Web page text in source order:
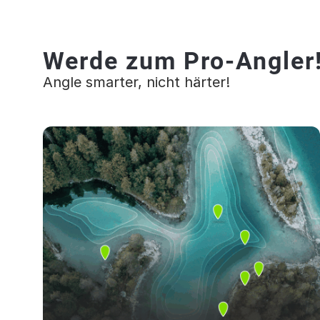
Werde zum Pro-
Angle smarter, nicht härter!